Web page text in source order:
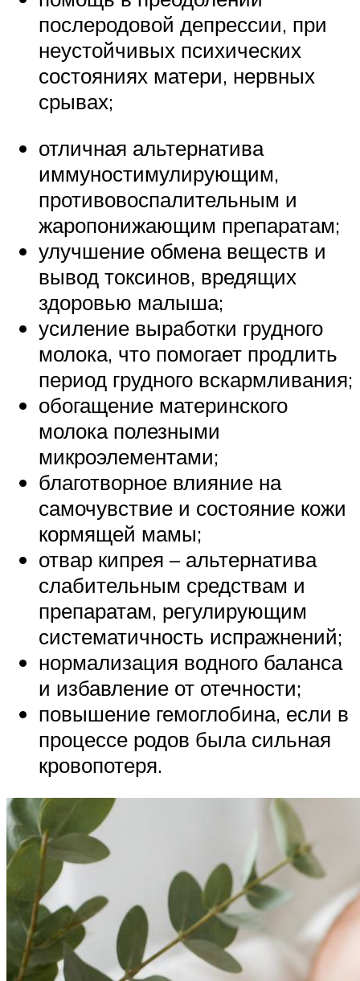
послеродовой депрессии, при
неустойчивых психических
состояниях матери, нервных
срывах;
отличная альтернатива
иммуностимулирующим,
противовоспалительным и
жаропонижающим препаратам;
улучшение обмена веществ и
вывод токсинов, вредящих
здоровью малыша;
усиление выработки грудного
молока, что помогает продлить
период грудного вскармливания;
обогащение материнского
молока полезными
микроэлементами;
благотворное влияние на
самочувствие и состояние кожи
кормящей мамы;
отвар кипрея – альтернатива
слабительным средствам и
препаратам, регулирующим
систематичность испражнений;
нормализация водного баланса
и избавление от отечности;
повышение гемоглобина, если в
процессе родов была сильная
кровопотеря.